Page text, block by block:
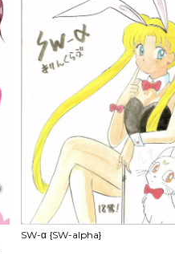
SW-α {SW-alpha}